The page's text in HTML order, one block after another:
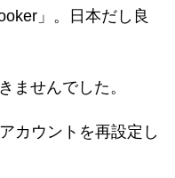
」。日本だし良
ませんでした。
カウントを再設定し